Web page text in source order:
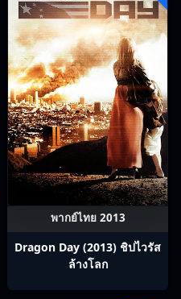
พากย์ไทย 2013
Dragon Day (2013) ชิปไวรัส
ล้างโลก